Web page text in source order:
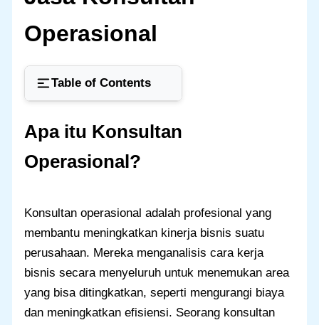
Operasional
Table of Contents
Apa itu Konsultan
Operasional?
Konsultan operasional adalah profesional yang
membantu meningkatkan kinerja bisnis suatu
perusahaan. Mereka menganalisis cara kerja
bisnis secara menyeluruh untuk menemukan area
yang bisa ditingkatkan, seperti mengurangi biaya
dan meningkatkan efisiensi. Seorang konsultan